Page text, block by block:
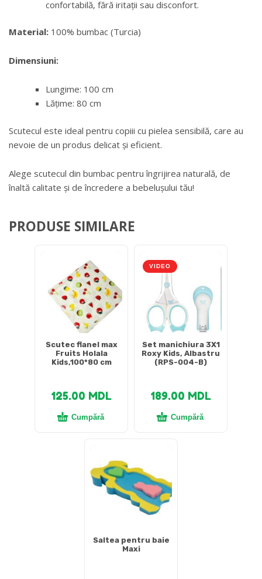
confortabilă, fără iritații sau disconfort.
Material: 100% bumbac (Turcia)
Dimensiuni:
Lungime: 100 cm
Lățime: 80 cm
Scutecul este ideal pentru copiii cu pielea sensibilă, care au
nevoie de un produs delicat și eficient.
Alege scutecul din bumbac pentru îngrijirea naturală, de
înaltă calitate și de încredere a bebelușului tău!
PRODUSE SIMILARE
Scutec flanel max
Fruits Holala
Kids,100*80 cm
125.00 MDL
Cumpără
VIDEO
Set manichiura 3X1
Roxy Kids, Albastru
(RPS-004-B)
189.00 MDL
Cumpără
Saltea pentru baie
Maxi